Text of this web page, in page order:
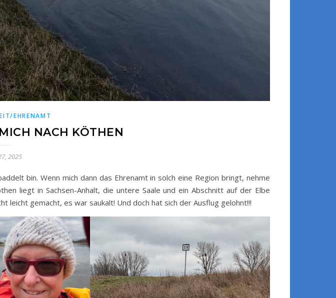
EHRENAMT
NACH KÖTHEN
2025
bin. Wenn mich dann das Ehrenamt in solch eine Region bringt, nehme
liegt in Sachsen-Anhalt, die untere Saale und ein Abschnitt auf der Elbe
leicht gemacht, es war saukalt! Und doch hat sich der Ausflug gelohnt!!!